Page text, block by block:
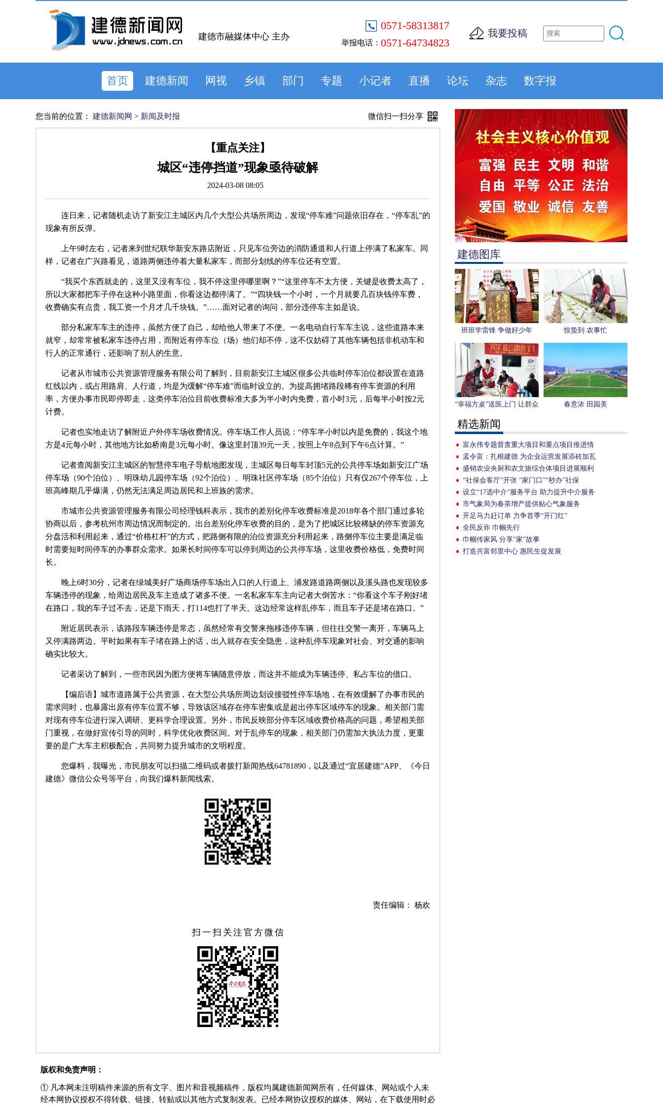
0571-58313817
举报电话： 0571-64734823
我要投稿
建德市融媒体中心 主办
首页 建德新闻 网视 乡镇 部门 专题 小记者 直播 论坛 杂志 数字报
建德图库
班班学雷锋 争做好少年 惊蛰到 农事忙
“幸福方桌”送医上门 让群众
更有“医”靠
春意浓 田园美
精选新闻
富永伟专题督查重大项目和重点项目推进情
况
孟令富：扎根建德 为企业运营发展添砖加瓦
盛销农业央厨和农文旅综合体项目进展顺利
“社保会客厅”开张 “家门口”“秒办”社保
设立“17选中介”服务平台 助力提升中介服务
水平
市气象局为春茶增产提供贴心气象服务
开足马力赶订单 力争首季“开门红”
全民反诈 巾帼先行
巾帼传家风 分享“家”故事
打造共富邻里中心 惠民生促发展
您当前的位置： 建德新闻网 > 新闻及时报 微信扫一扫分享
【重点关注】
城区“违停挡道”现象亟待破解
2024-03-08 08:05
连日来，记者随机走访了新安江主城区内几个大型公共场所周边，发现“停车难”问题依旧存在，“停车乱”的
现象有所反弹。
上午9时左右，记者来到世纪联华新安东路店附近，只见车位旁边的消防通道和人行道上停满了私家车。同
样，记者在广兴路看见，道路两侧违停着大量私家车，而部分划线的停车位还有空置。
“我买个东西就走的，这里又没有车位，我不停这里停哪里啊？”“这里停车不太方便，关键是收费太高了，
所以大家都把车子停在这种小路里面，你看这边都停满了。”“四块钱一个小时，一个月就要几百块钱停车费，
收费确实有点贵，我工资一个月才几千块钱。”……面对记者的询问，部分违停车主如是说。
部分私家车车主的违停，虽然方便了自己，却给他人带来了不便。一名电动自行车车主说，这些道路本来
就窄，却常常被私家车违停占用，而附近有停车位（场）他们却不停，这不仅妨碍了其他车辆包括非机动车和
行人的正常通行，还影响了别人的生意。
记者从市城市公共资源管理服务有限公司了解到，目前新安江主城区很多公共临时停车泊位都设置在道路
红线以内，或占用路肩、人行道，均是为缓解“停车难”而临时设立的。为提高拥堵路段稀有停车资源的利用
率，方便办事市民即停即走，这类停车泊位目前收费标准大多为半小时内免费，首小时3元，后每半小时按2元
计费。
记者也实地走访了解附近户外停车场收费情况。停车场工作人员说：“停车半小时以内是免费的，我这个地
方是4元每小时，其他地方比如桥南是3元每小时。像这里封顶39元一天，按照上午8点到下午6点计算。”
记者查阅新安江主城区的智慧停车电子导航地图发现，主城区每日每车封顶5元的公共停车场如新安江广场
停车场（90个泊位）、明珠幼儿园停车场（92个泊位）、明珠社区停车场（85个泊位）只有仅267个停车位，上
班高峰期几乎爆满，仍然无法满足周边居民和上班族的需求。
市城市公共资源管理服务有限公司经理钱科表示，我市的差别化停车收费标准是2018年各个部门通过多轮
协商以后，参考杭州市周边情况而制定的。出台差别化停车收费的目的，是为了把城区比较稀缺的停车资源充
分盘活和利用起来，通过“价格杠杆”的方式，把路侧有限的泊位资源充分利用起来，路侧停车位主要是满足临
时需要短时间停车的办事群众需求。如果长时间停车可以停到周边的公共停车场，这里收费价格低，免费时间
长。
晚上6时30分，记者在绿城美好广场商场停车场出入口的人行道上、浦发路道路两侧以及溪头路也发现较多
车辆违停的现象，给周边居民及车主造成了诸多不便。一名私家车车主向记者大倒苦水：“你看这个车子刚好堵
在路口，我的车子过不去，还是下雨天，打114也打了半天。这边经常这样乱停车，而且车子还是堵在路口。”
附近居民表示，该路段车辆违停是常态，虽然经常有交警来拖移违停车辆，但往往交警一离开，车辆马上
又停满路两边。平时如果有车子堵在路上的话，出入就存在安全隐患，这种乱停车现象对社会、对交通的影响
确实比较大。
记者采访了解到，一些市民因为图方便将车辆随意停放，而这并不能成为车辆违停、私占车位的借口。
【编后语】城市道路属于公共资源，在大型公共场所周边划设接驳性停车场地，在有效缓解了办事市民的
需求同时，也暴露出原有停车位置不够，导致该区域存在停车密集或是超出停车区域停车的现象。相关部门需
对现有停车位进行深入调研、更科学合理设置。另外，市民反映部分停车区域收费价格高的问题，希望相关部
门重视，在做好宣传引导的同时，科学优化收费区间。对于乱停车的现象，相关部门仍需加大执法力度，更重
要的是广大车主积极配合，共同努力提升城市的文明程度。
您爆料，我曝光，市民朋友可以扫描二维码或者拨打新闻热线64781890，以及通过“宜居建德”APP、《今日
建德》微信公众号等平台，向我们爆料新闻线索。
责任编辑： 杨欢
扫一扫关注官方微信
版权和免责声明：
① 凡本网未注明稿件来源的所有文字、图片和音视频稿件，版权均属建德新闻网所有，任何媒体、网站或个人未
经本网协议授权不得转载、链接、转贴或以其他方式复制发表。已经本网协议授权的媒体、网站，在下载使用时必